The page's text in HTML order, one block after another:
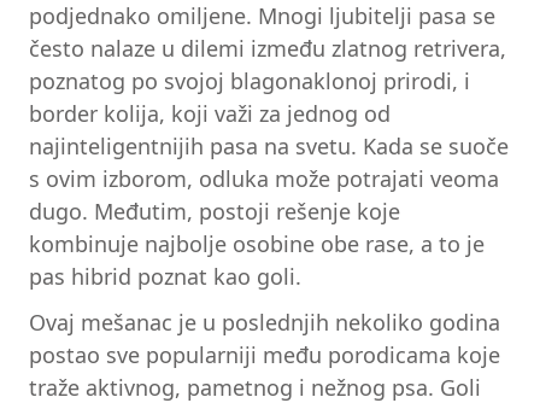
podjednako omiljene. Mnogi ljubitelji pasa se
često nalaze u dilemi između zlatnog retrivera,
poznatog po svojoj blagonaklonoj prirodi, i
border kolija, koji važi za jednog od
najinteligentnijih pasa na svetu. Kada se suoče
s ovim izborom, odluka može potrajati veoma
dugo. Međutim, postoji rešenje koje
kombinuje najbolje osobine obe rase, a to je
pas hibrid poznat kao goli.
Ovaj mešanac je u poslednjih nekoliko godina
postao sve popularniji među porodicama koje
traže aktivnog, pametnog i nežnog psa. Goli